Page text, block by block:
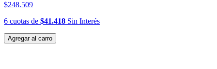
$248.509
6 cuotas de $41.418 Sin Interés
Agregar al carro